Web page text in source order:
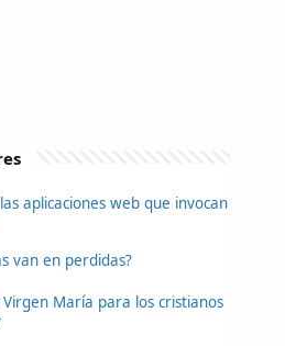
aplicaciones web que invocan
van en perdidas?
Virgen María para los cristianos